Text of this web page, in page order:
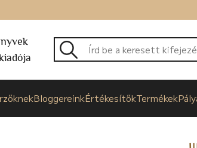
BloggereinkÉrtékesítőkTermékek